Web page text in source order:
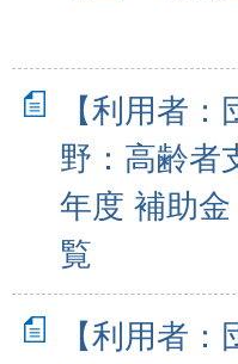
【利用者
野：高齢者
年度 補助
覧
【利用者